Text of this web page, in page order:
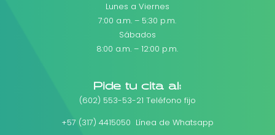
Lunes a Viernes
7:00 a.m. – 5:30 p.m.
Sábados
8:00 a.m. – 12:00 p.m.
Pide tu cita al:
(602) 553-53-21 Teléfono fijo
+57 (317) 4415050 Línea de Whatsapp